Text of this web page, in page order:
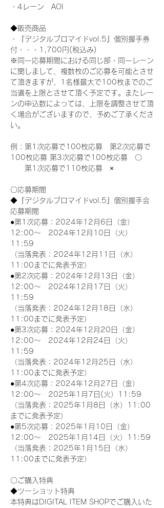
・4レーン　AOI
◆販売商品
・『デジタルブロマイドvol.5』個別握手券
付・・・1,700円(税込み)
※同一応募期間における同じ部・同一レーン
に関しまして、複数枚のご応募を可能とさせ
て頂きますが、1名様最大で100枚までのご
当選を上限とさせて頂く予定です。またレー
ンの申込数によっては、上限を調整させて頂
く場合がございますので、予めご了承くださ
い。
例：第1次応募で100枚応募　第2次応募で
100枚応募 第3次応募で100枚応募　〇
第1次応募で110枚応募　×
〇応募期間
◆『デジタルブロマイドvol.5』個別握手会
応募期間
●第1次応募：2024年12月6日（金）
12:00～　2024年12月10日（火）
11:59
（当落発表：2024年12月11日（水）
11:00までに発表予定）
●第2次応募：2024年12月13日（金）
12:00～　2024年12月17日（火）
11:59
（当落発表：2024年12月18日（水）
11:00までに発表予定）
●第3次応募：2024年12月20日（金）
12:00～　2024年12月24日（火）
11:59
（当落発表：2024年12月25日（水）
11:00までに発表予定）
●第4次応募：2024年12月27日（金）
12:00～　2025年1月7日(火）11:59
（当落発表：2025年1月8日（水）11:00
までに発表予定）
●第5次応募：2025年1月10日（金）
12:00～　2025年1月14日（火）11:59
（当落発表：2025年1月15日（水）
11:00までに発表予定）
〇ご購入特典
◆ツーショット特典
本特典はDIGITAL ITEM SHOPでご購入いた